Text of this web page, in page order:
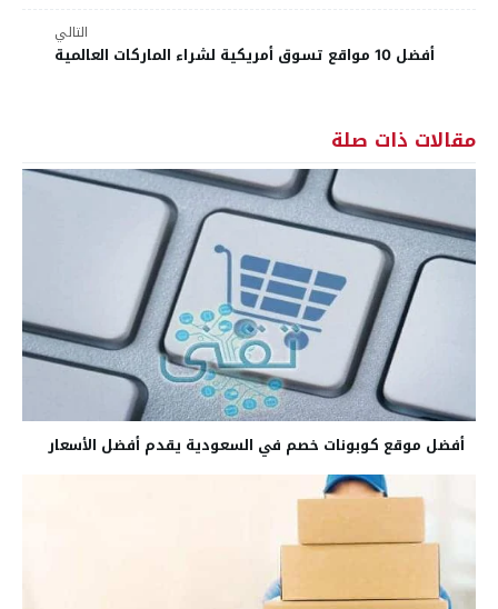
التالي
أفضل 10 مواقع تسوق أمريكية لشراء الماركات العالمية
مقالات ذات صلة
أفضل موقع كوبونات خصم في السعودية يقدم أفضل الأسعار